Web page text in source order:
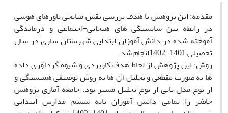
مقدمه: این پژوهش با هدف بررسی نقش میانجی باورهای هوشی
در رابطه بین شایستگی های هیجانی-اجتماعی و درماندگی
آموخته شده در دانش آموزان ابتدایی شهرستان ساری در سال
تحصیلی 1401-1402انجام شد.
روش: این پژوهش از لحاظ هدف کاربردی و شیوه گردآوری داده
ها به صورت مقطعی و تحلیل آن ها به روش توصیفی همبستگی و
از نوع مدل یابی از نوع تحلیل مسیر بود. جامعه آماری پژوهش
حاضر را تمامی دانش آموزان پایه ششم مدارس ابتدایی